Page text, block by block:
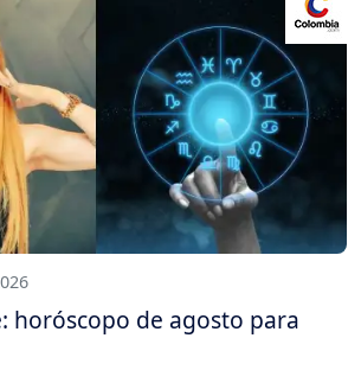
horóscopo de agosto para